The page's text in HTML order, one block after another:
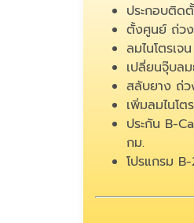
ประกอบติด
ตั้งศูนย์ ถ่ว
ลมไนโตรเจ
เปลี่ยนจุ๊บล
สลับยาง ถ่
เพิ่มลมไนโ
ประกัน B-
กม.
โปรแกรม